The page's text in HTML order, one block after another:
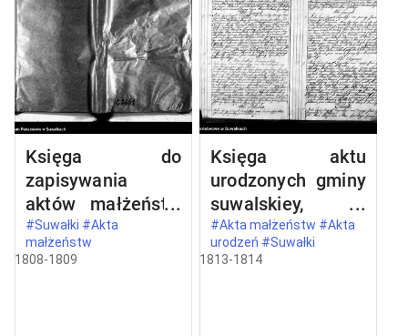
Księga do
zapisywania
aktów małżeństw
gminy suwalskiey,
powiatu
#Suwałki #Akta
małżeństw
1808-1809
Księga aktu
urodzonych gminy
suwalskiey,
powiatu
dąbrowskiego w
#Akta małżeństw #Akta
urodzeń #Suwałki
1813-1814